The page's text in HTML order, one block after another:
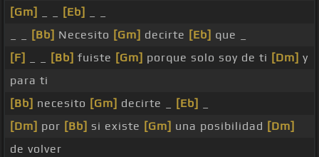
[Gm] [Eb]
[Bb] Necesito [Gm] decirte [Eb] que _
[F]
[Bb] fuiste [Gm] porque solo soy de ti [Dm] y
para ti
[Bb] necesito [Gm] decirte _ [Eb]
[Dm] por [Bb] si existe [Gm] una posibilidad [Dm]
de volver